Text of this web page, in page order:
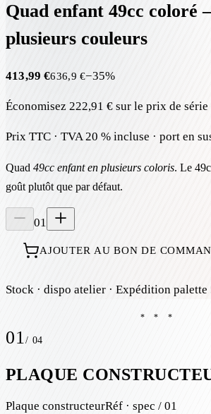
Quad enfant 49cc coloré
plusieurs couleurs
413,99 €636,9 €−35%
Économisez 222,91 € sur le prix de série
Prix TTC · TVA 20 % incluse · port en
Quad 49cc enfant en plusieurs coloris. Le
goût plutôt que par défaut.
01
AJOUTER AU BON DE
Stock · dispo atelier · Expédition palette
* * *
01/ 04
PLAQUE
Plaque constructeurRéf · spec / 01